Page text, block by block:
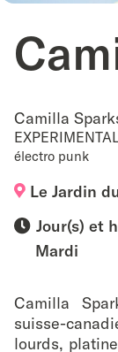
Camilla
EXPERIMENTAL
électro punk
Le Jardin
Jour(s) et
Mardi
Camilla
suisse-
lourds,